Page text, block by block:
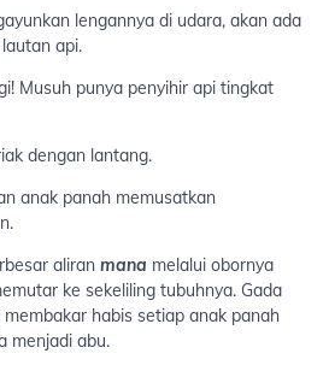
lengannya di udara, akan ada
api.
Musuh punya penyihir api tingkat
dengan lantang.
anak panah memusatkan
aliran mana melalui obornya
ke sekeliling tubuhnya. Gada
habis setiap anak panah
menjadi abu.